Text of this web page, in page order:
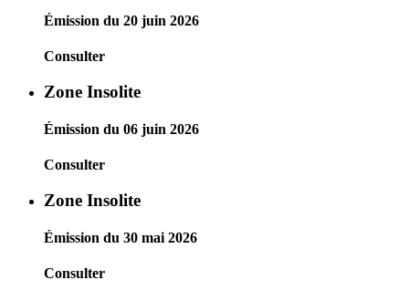
Émission du 20 juin 2026
Consulter
Zone Insolite
Émission du 06 juin 2026
Consulter
Zone Insolite
Émission du 30 mai 2026
Consulter